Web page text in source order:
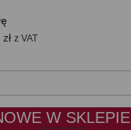
złZakres
od
do
50,00 zł
z VAT
W SKLEPIE